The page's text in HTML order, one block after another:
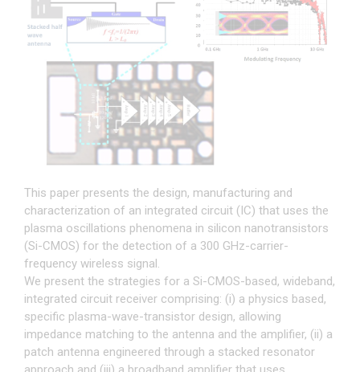
This paper presents the design, manufacturing and
characterization of an integrated circuit (IC) that uses the
plasma oscillations phenomena in silicon nanotransistors
(Si-CMOS) for the detection of a 300 GHz-carrier-
frequency wireless signal.
We present the strategies for a Si-CMOS-based, wideband,
integrated circuit receiver comprising: (i) a physics based,
specific plasma-wave-transistor design, allowing
impedance matching to the antenna and the amplifier, (ii) a
patch antenna engineered through a stacked resonator